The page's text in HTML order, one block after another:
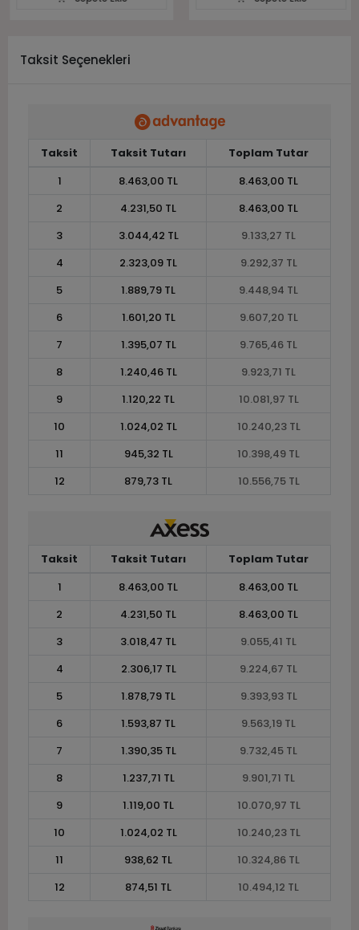
Taksit Seçenekleri
Taksit Taksit Tutarı
Toplam Tutar
1
8.463,00 TL
8.463,00 TL
2
4.231,50 TL
8.463,00 TL
3
3.044,42 TL
9.133,27 TL
4
2.323,09 TL
9.292,37 TL
5
1.889,79 TL
9.448,94 TL
6
1.601,20 TL
9.607,20 TL
7
1.395,07 TL
9.765,46 TL
8
1.240,46 TL
9.923,71 TL
9
1.120,22 TL
10.081,97 TL
10
1.024,02 TL
10.240,23 TL
11
945,32 TL
10.398,49 TL
12
879,73 TL 10.556,75 TL
Taksit Taksit Tutarı
Toplam Tutar
1
8.463,00 TL
8.463,00 TL
2
4.231,50 TL
8.463,00 TL
3
3.018,47 TL
9.055,41 TL
4
2.306,17 TL
9.224,67 TL
5
1.878,79 TL
9.393,93 TL
6
1.593,87 TL
9.563,19 TL
7
1.390,35 TL
9.732,45 TL
8
1.237,71 TL
9.901,71 TL
9
1.119,00 TL
10.070,97 TL
10
1.024,02 TL
10.240,23 TL
11
938,62 TL
10.324,86 TL
12
874,51 TL 10.494,12 TL